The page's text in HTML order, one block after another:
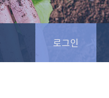
로그인